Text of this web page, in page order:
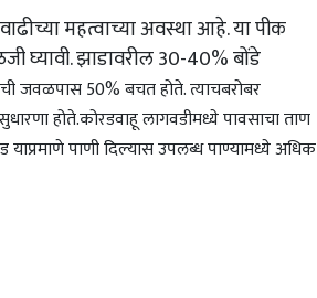
महत्वाच्या अवस्था आहे. या पीक
घ्यावी. झाडावरील 30-40% बोंडे
जवळपास 50% बचत होते. त्याचबरोबर
होते.कोरडवाहू लागवडीमध्ये पावसाचा ताण
पाणी दिल्यास उपलब्ध पाण्यामध्ये अधिक